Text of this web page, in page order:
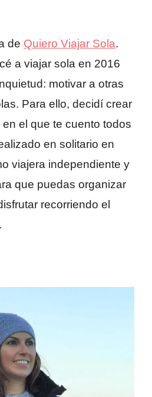
de Quiero Viajar Sola.
a viajar sola en 2016
motivar a otras
Para ello, decidí crear
el que te cuento todos
en solitario en
viajera independiente y
que puedas organizar
recorriendo el